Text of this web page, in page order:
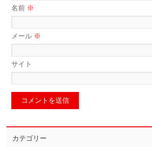
名前 ※
メール ※
サイト
カテゴリー